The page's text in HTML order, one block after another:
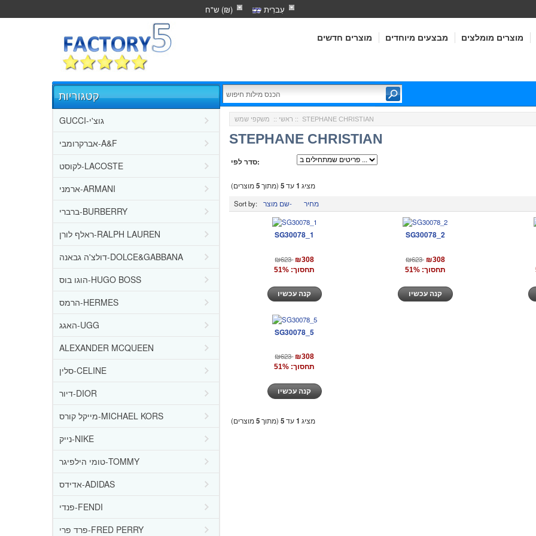
עִברִית ש"ח (₪)
מוצרים חדשים מבצעים מיוחדים מוצרים מומלצים
קטגוריות
GUCCI-גוצ'י
אברקרומבי-A&F
לקוסט-LACOSTE
ארמני-ARMANI
ברברי-BURBERRY
ראלף לורן-RALPH LAUREN
דולצ'ה גבאנה-DOLCE&GABBANA
הוגו בוס-HUGO BOSS
הרמס-HERMES
האגג-UGG
ALEXANDER MCQUEEN
סלין-CELINE
דיור-DIOR
מייקל קורס-MICHAEL KORS
נייק-NIKE
טומי הילפיגר-TOMMY
אדידס-ADIDAS
פנדי-FENDI
פרד פרי-FRED PERRY
ראשי :: משקפי שמש :: STEPHANE CHRISTIAN
STEPHANE CHRISTIAN
סדר לפי:
מציג 1עד5(מתוך5מוצרים)
Sort by:
שם מוצר- מחיר
SG30078_1
₪623 ₪308
תחסוך: 51%
SG30078_2
₪623 ₪308
תחסוך: 51%
קנה עכשיו
SG30078_5
₪623 ₪308
תחסוך: 51%
מציג 1עד5(מתוך5מוצרים)